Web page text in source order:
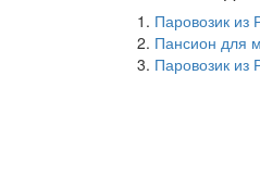
Паровозик из
Пансион для
Паровозик из